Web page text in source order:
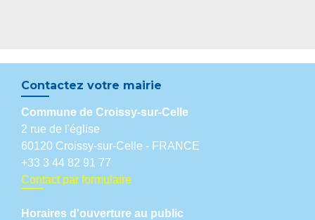
Contactez votre mairie
Commune de Croissy-sur-Celle
2 rue de l'église
60120 Croissy-sur-Celle - FRANCE
+33 3 44 82 91 77
Contact par formulaire
Horaires d'ouverture au public